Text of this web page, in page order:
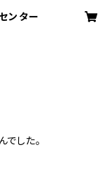
ンター
した。